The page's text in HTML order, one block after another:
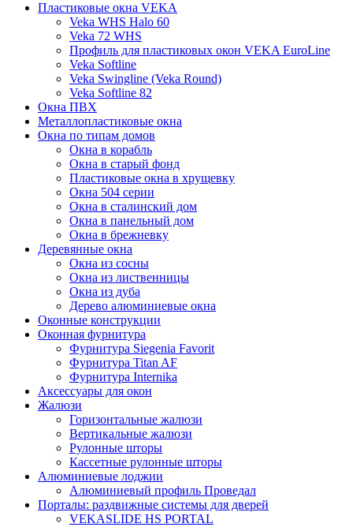
Пластиковые окна VEKA
Veka WHS Halo 60
Veka 72 WHS
Профиль для пластиковых окон VEKA EuroLine
Veka Softline
Veka Swingline (Veka Round)
Veka Softline 82
Окна ПВХ
Металлопластиковые окна
Окна по типам домов
Окна в корабль
Окна в старый фонд
Пластиковые окна в хрущевку
Окна 504 серии
Окна в сталинский дом
Окна в панельный дом
Окна в брежневку
Деревянные окна
Окна из сосны
Окна из лиственницы
Окна из дуба
Дерево алюминиевые окна
Оконные конструкции
Оконная фурнитура
Фурнитура Siegenia Favorit
Фурнитура Titan AF
Фурнитура Internika
Аксессуары для окон
Жалюзи
Горизонтальные жалюзи
Вертикальные жалюзи
Рулонные шторы
Кассетные рулонные шторы
Алюминиевые лоджии
Алюминиевый профиль Проведал
Порталы: раздвижные системы для дверей
VEKASLIDE HS PORTAL